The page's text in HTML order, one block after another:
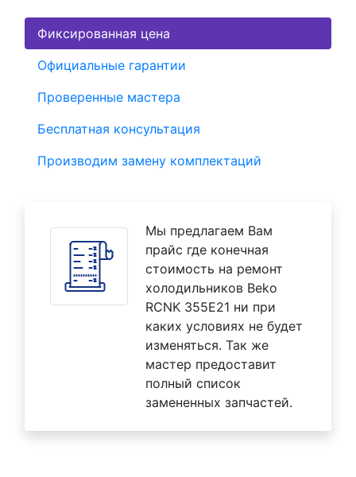
Фиксированная цена
Официальные гарантии
Проверенные мастера
Бесплатная консультация
Производим замену комплектаций
Мы предлагаем Вам
прайс где конечная
стоимость на ремонт
холодильников Beko
RCNK 355E21 ни при
каких условиях не будет
изменяться. Так же
мастер предоставит
полный список
замененных запчастей.